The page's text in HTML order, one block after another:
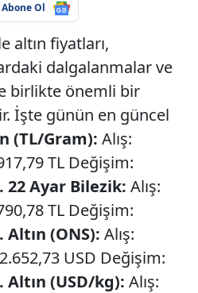
Abone Ol
altın fiyatları,
dalgalanmalar ve
birlikte önemli bir
İşte günün en güncel
(TL/Gram): Alış:
TL Değişim:
22 Ayar Bilezik: Alış:
TL Değişim:
Altın (ONS): Alış:
USD Değişim:
Altın (USD/kg): Alış: